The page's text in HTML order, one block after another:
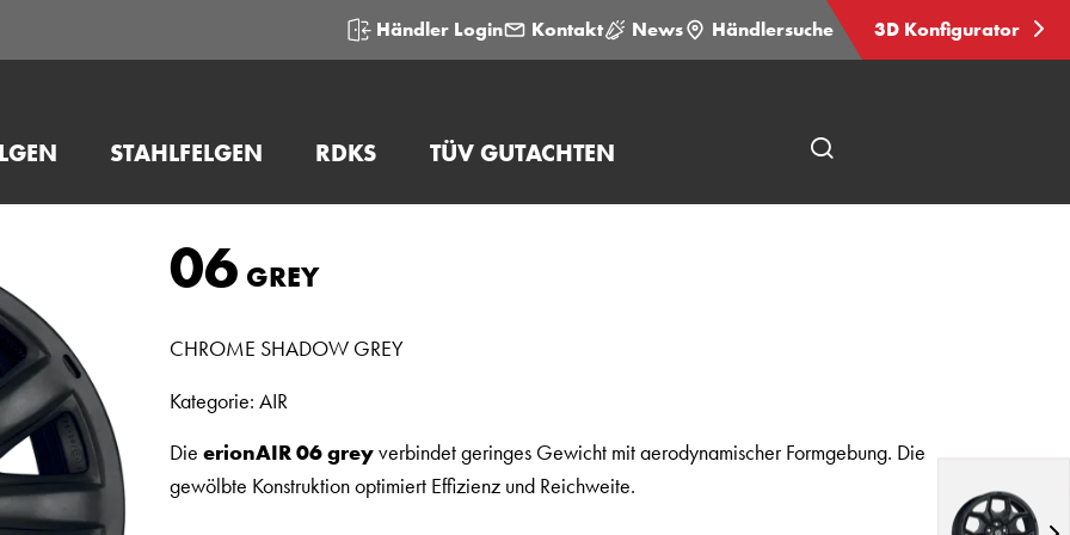
Händler Login Kontakt News Händlersuche 3D Konfigurator
STAHLFELGEN RDKS TÜV GUTACHTEN
06 GREY
CHROME SHADOW GREY
Kategorie: AIR
Die erionAIR 06 greyverbindet geringes Gewicht mit aerodynamischer Formgebung. Die
gewölbte Konstruktion optimiert Effizienz und Reichweite.